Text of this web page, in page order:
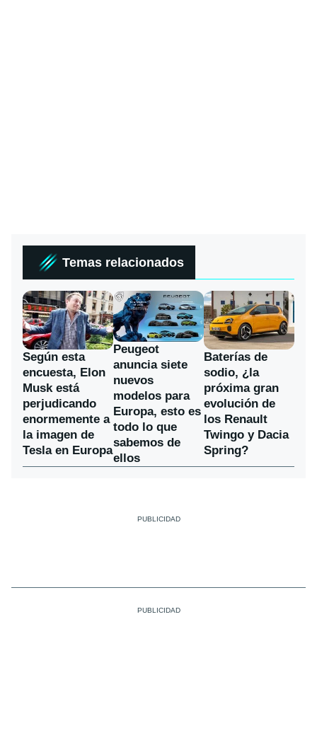
Temas relacionados
Según esta
encuesta, Elon
Musk está
perjudicando
enormemente a
la imagen de
Tesla en Europa
Peugeot
anuncia siete
nuevos
modelos para
Europa, esto es
todo lo que
sabemos de
ellos
Baterías de
sodio, ¿la
próxima gran
evolución de
los Renault
Twingo y Dacia
Spring?